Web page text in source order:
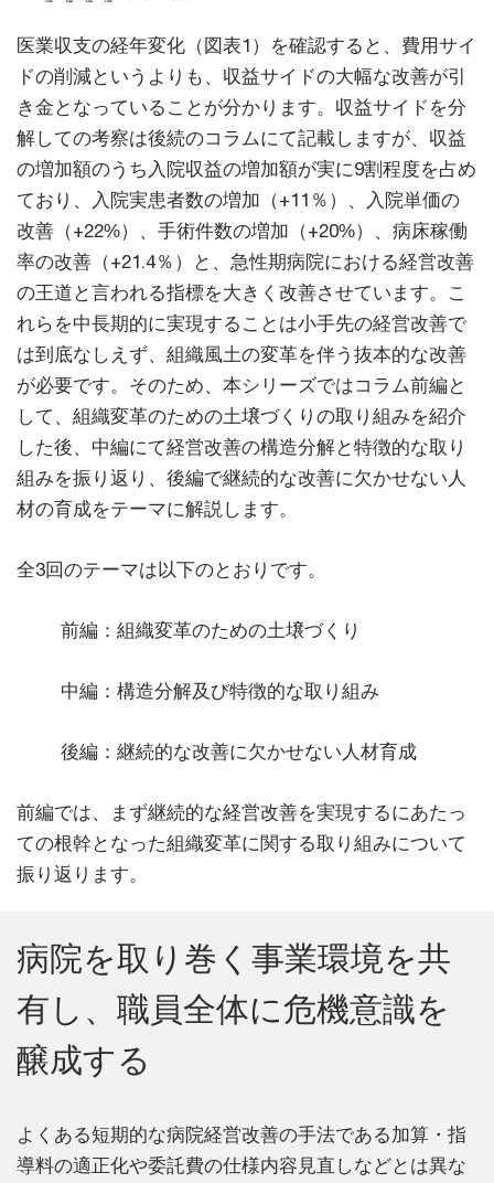
医業収支の経年変化（図表1）を確認すると、費用サイ
ドの削減というよりも、収益サイドの大幅な改善が引
き金となっていることが分かります。収益サイドを分
解しての考察は後続のコラムにて記載しますが、収益
の増加額のうち入院収益の増加額が実に9割程度を占め
ており、入院実患者数の増加（+11％）、入院単価の
改善（+22%）、手術件数の増加（+20%）、病床稼働
率の改善（+21.4％）と、急性期病院における経営改善
の王道と言われる指標を大きく改善させています。こ
れらを中長期的に実現することは小手先の経営改善で
は到底なしえず、組織風土の変革を伴う抜本的な改善
が必要です。そのため、本シリーズではコラム前編と
して、組織変革のための土壌づくりの取り組みを紹介
した後、中編にて経営改善の構造分解と特徴的な取り
組みを振り返り、後編で継続的な改善に欠かせない人
材の育成をテーマに解説します。
全3回のテーマは以下のとおりです。
前編：組織変革のための土壌づくり
中編：構造分解及び特徴的な取り組み
後編：継続的な改善に欠かせない人材育成
前編では、まず継続的な経営改善を実現するにあたっ
ての根幹となった組織変革に関する取り組みについて
振り返ります。
病院を取り巻く事業環境を共
有し、職員全体に危機意識を
醸成する
よくある短期的な病院経営改善の手法である加算・指
導料の適正化や委託費の仕様内容見直しなどとは異な